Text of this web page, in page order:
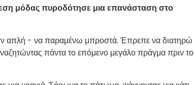
μόδας πυροδότησε μια επανάσταση στο
απλή - να παραμένω μπροστά. Έπρεπε να διατηρώ
πάντα το επόμενο μεγάλο πράγμα πριν το